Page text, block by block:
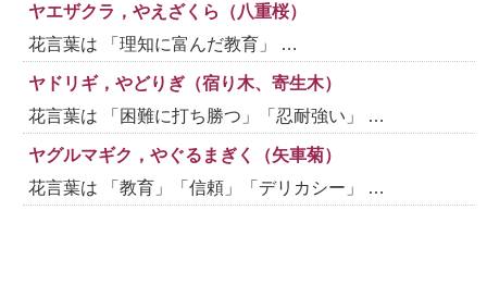
ヤエザクラ，やえざくら（八重桜）
花言葉は 「理知に富んだ教育」 …
ヤドリギ，やどりぎ（宿り木、寄生木）
花言葉は 「困難に打ち勝つ」「忍耐強い」 …
ヤグルマギク，やぐるまぎく（矢車菊）
花言葉は 「教育」「信頼」「デリカシー」 …